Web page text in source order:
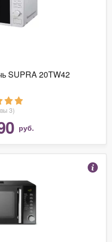
SUPRA 20TW42
3)
руб.